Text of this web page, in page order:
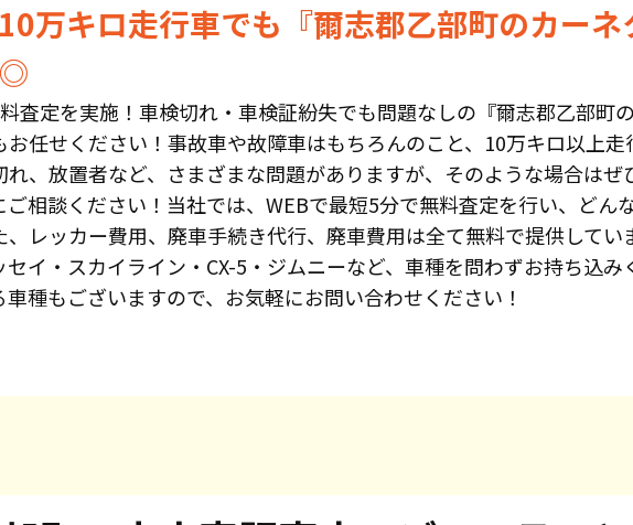
万キロ走行車でも『爾志郡乙部町のカーネ
◎
査定を実施！車検切れ・車検証紛失でも問題なしの『爾志郡乙部町
任せください！事故車や故障車はもちろんのこと、10万キロ以上走
、放置者など、さまざまな問題がありますが、そのような場合はぜ
相談ください！当社では、WEBで最短5分で無料査定を行い、どん
レッカー費用、廃車手続き代行、廃車費用は全て無料で提供してい
イ・スカイライン・CX-5・ジムニーなど、車種を問わずお持ち込み
種もございますので、お気軽にお問い合わせください！